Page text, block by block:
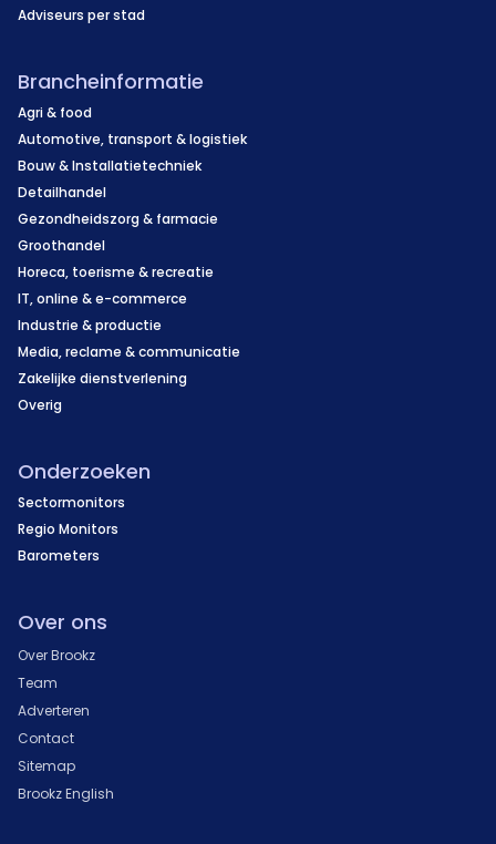
Adviseurs per stad
Brancheinformatie
Agri & food
Automotive, transport & logistiek
Bouw & Installatietechniek
Detailhandel
Gezondheidszorg & farmacie
Groothandel
Horeca, toerisme & recreatie
IT, online & e-commerce
Industrie & productie
Media, reclame & communicatie
Zakelijke dienstverlening
Overig
Onderzoeken
Sectormonitors
Regio Monitors
Barometers
Over ons
Over Brookz
Team
Adverteren
Contact
Sitemap
Brookz English